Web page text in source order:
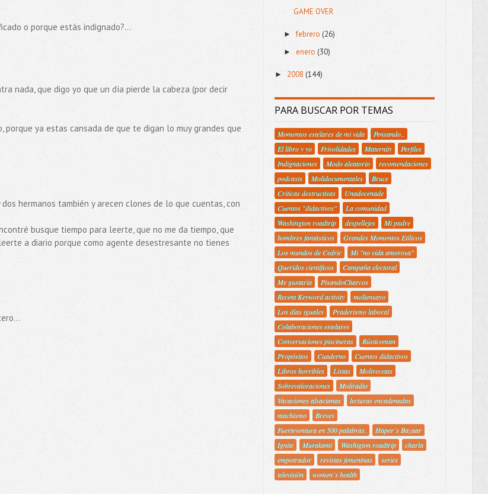
o porque estás indignado?...
nada, que digo yo que un día pierde la cabeza (por decir
ya estas cansada de que te digan lo muy grandes que
hermanos también y arecen clones de lo que cuentas, con
busque tiempo para leerte, que no me da tiempo, que
a diario porque como agente desestresante no tienes
GAME OVER
►febrero (26)
►enero (30)
► 2008 (144)
PARA BUSCAR POR TEMAS
Momentos estelares de mi vida
Pensando..
El libro y yo
Frivolidades Maternity
Perfiles
Indignaciones
Modo aleatorio
recomendaciones
podcasts
Molidocumentales
Bruce
Criticas destructivas
Unadocenade
Cuentos "didactivos"
La comunidad
Washington roadtrip
despellejes
Mi padre
hombres fantásticos
Grandes Momentos Etílicos
Los mundos de Cedric
Mi "no vida amorosa"
Queridos científicos
Campaña electoral
Me gustaría
PisandoCharcos
Recent Keyword activity
moliensayo
Los días iguales
Praderismo laboral
Colaboraciones estelares
Conversaciones piscineras
Rústicoman
Propósitos
Cuaderno
Cuentos didactivos
Libros horribles
Listas
Molirecetas
Sobrevaloraciones
Moliradio
Vacaciones alsacianas
lecturas encadenadas
machismo
Breves
Fuerteventura en 500 palabras.
Haper´s Bazaar
Ignite
Murakami Washigton roadtrip
charla
empotrador
revistas femeninas
series
televisión
women´s health